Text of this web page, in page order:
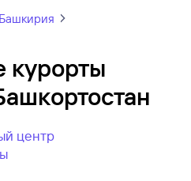
Башкирия
курорты
центр